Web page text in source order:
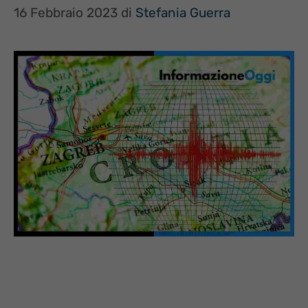
16 Febbraio 2023 di Stefania Guerra